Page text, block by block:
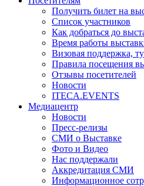
Получить билет на
Список участников
Как добраться до
Время работы
Визовая поддержка,
Правила посещения
Отзывы посетителей
Новости
ITECA.EVENTS
Медиацентр
Новости
Пресс-релизы
СМИ о Выставке
Фото и Видео
Нас поддержали
Аккредитация СМИ
Информационное